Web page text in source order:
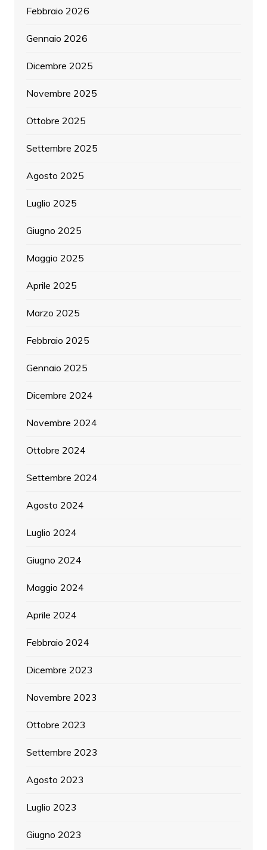
Febbraio 2026
Gennaio 2026
Dicembre 2025
Novembre 2025
Ottobre 2025
Settembre 2025
Agosto 2025
Luglio 2025
Giugno 2025
Maggio 2025
Aprile 2025
Marzo 2025
Febbraio 2025
Gennaio 2025
Dicembre 2024
Novembre 2024
Ottobre 2024
Settembre 2024
Agosto 2024
Luglio 2024
Giugno 2024
Maggio 2024
Aprile 2024
Febbraio 2024
Dicembre 2023
Novembre 2023
Ottobre 2023
Settembre 2023
Agosto 2023
Luglio 2023
Giugno 2023